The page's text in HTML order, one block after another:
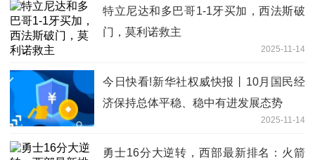
特立尼达和多巴哥1-1牙买加，西法斯破
门，莫利诺救主
2025-11-14
今日快看!新华社权威快报丨10月国民经
济保持总体平稳、稳中有进发展态势
2025-11-14
勇士16分大逆转，西部最新排名：火箭